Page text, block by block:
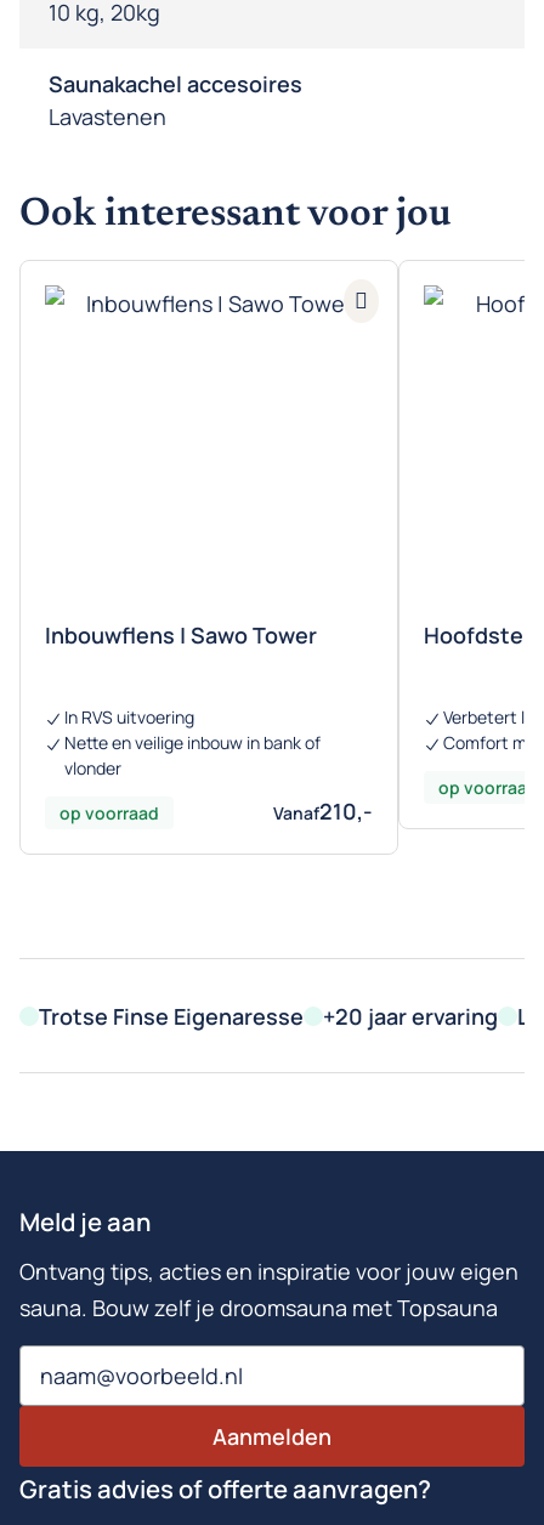
10 kg, 20kg
Saunakachel accesoires
Lavastenen
Ook interessant voor jou
Inbouwflens | Sawo Tower
In RVS uitvoering
Nette en veilige inbouw in bank of
vlonder
op voorraad
Vanaf210,-
Verbetert
Comfort
op voorraad
Trotse Finse Eigenaresse +20 jaar ervaring
Meld je aan
Ontvang tips, acties en inspiratie voor jouw eigen
sauna. Bouw zelf je droomsauna met Topsauna
Email
Aanmelden
Gratis advies of offerte aanvragen?